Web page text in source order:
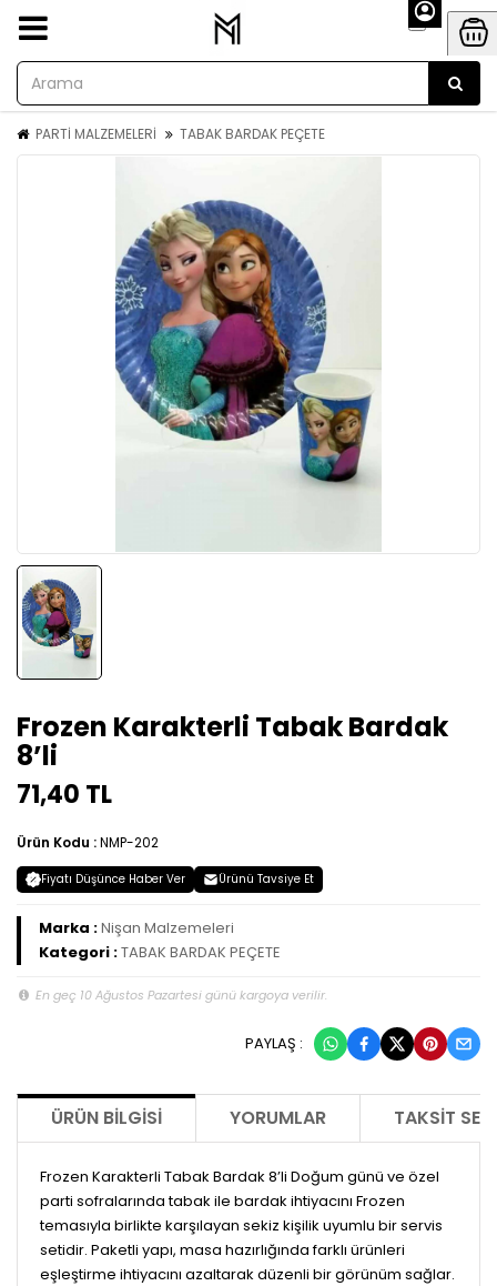
PARTİ MALZEMELERİ TABAK BARDAK PEÇETE
Frozen Karakterli Tabak Bardak
8’li
71,40 TL
Ürün Kodu :NMP-202
Fiyatı Düşünce Haber Ver Ürünü Tavsiye Et
Marka :Nişan Malzemeleri
Kategori :TABAK BARDAK PEÇETE
En geç 10 Ağustos Pazartesi günü kargoya verilir.
PAYLAŞ :
ÜRÜN BILGISI YORUMLAR TAKSIT
Frozen Karakterli Tabak Bardak 8’li Doğum günü ve özel
parti sofralarında tabak ile bardak ihtiyacını Frozen
temasıyla birlikte karşılayan sekiz kişilik uyumlu bir servis
setidir. Paketli yapı, masa hazırlığında farklı ürünleri
eşleştirme ihtiyacını azaltarak düzenli bir görünüm sağlar.